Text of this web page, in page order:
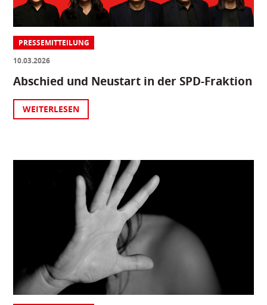
PRESSEMITTEILUNG
10.03.2026
Abschied und Neustart in der SPD-Fraktion
WEITERLESEN